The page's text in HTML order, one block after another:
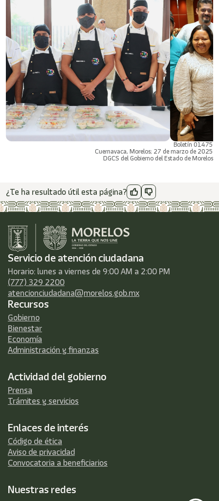
Boletín 01475
Cuernavaca, Morelos; 27 de marzo de 2025
DGCS del Gobierno del Estado de Morelos
¿Te ha resultado útil esta página?
Servicio de atención ciudadana
Horario: lunes a viernes de 9:00 AM a 2:00 PM
(777) 329 2200
atencionciudadana@morelos.gob.mx
Recursos
Gobierno
Bienestar
Economía
Administración y finanzas
Actividad del gobierno
Prensa
Trámites y servicios
Enlaces de interés
Código de ética
Aviso de privacidad
Convocatoria a beneficiarios
Nuestras redes